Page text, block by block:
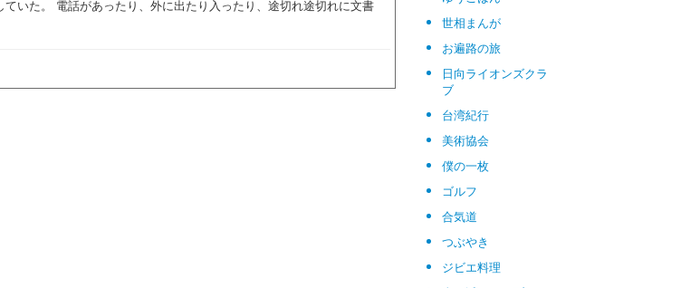
いた。 電話があったり、外に出たり入ったり、途切れ途切れに文書
世相まんが
お遍路の旅
日向ライオンズクラ
ブ
台湾紀行
美術協会
僕の一枚
ゴルフ
合気道
つぶやき
ジビエ料理